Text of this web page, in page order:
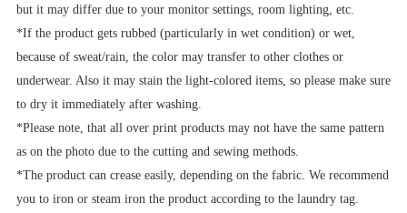
but it may differ due to your monitor settings, room lighting, etc.
*If the product gets rubbed (particularly in wet condition) or wet,
because of sweat/rain, the color may transfer to other clothes or
underwear. Also it may stain the light-colored items, so please make sure
to dry it immediately after washing.
*Please note, that all over print products may not have the same pattern
as on the photo due to the cutting and sewing methods.
*The product can crease easily, depending on the fabric. We recommend
you to iron or steam iron the product according to the laundry tag.